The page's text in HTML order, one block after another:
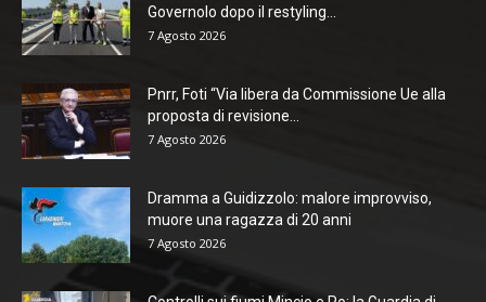
Governolo dopo il restyling...
7 Agosto 2026
Pnrr, Foti “Via libera da Commissione Ue alla
proposta di revisione...
7 Agosto 2026
Dramma a Guidizzolo: malore improvviso,
muore una ragazza di 20 anni
7 Agosto 2026